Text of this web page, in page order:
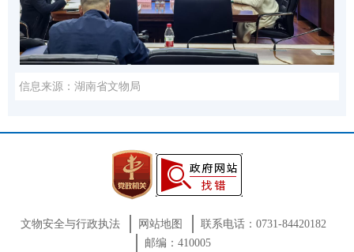
信息来源：湖南省文物局
文物安全与行政执法 网站地图
联系电话：0731-84420182
邮编：410005